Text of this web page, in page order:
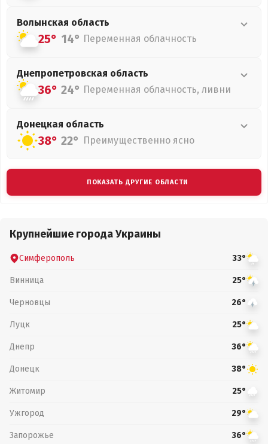
Волынская область
25° 14° Переменная облачность
Днепропетровская область
36° 24° Переменная облачность, ливни
Донецкая область
38° 22° Преимущественно ясно
ПОКАЗАТЬ ДРУГИЕ ОБЛАСТИ
Крупнейшие города Украины
Симферополь 33°
Винница 25°
Черновцы 26°
Луцк 25°
Днепр 36°
Донецк 38°
Житомир 25°
Ужгород 29°
Запорожье 36°